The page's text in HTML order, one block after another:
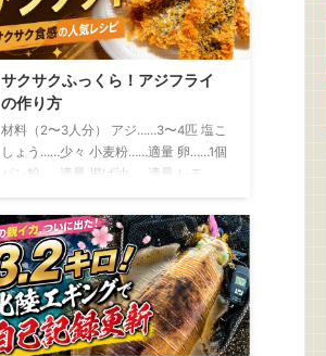
サクサクふっくら！アジフライ
の作り方
材料（2〜3人分） アジ……3〜4匹 塩こ
しょう……少々 小麦粉……適量 卵……1個
パン粉……適量 揚げ油……適量 レモ
ソース……お好みで アジは三枚おろし
にして、腹骨と小骨を取り除きます 開
いた状態で揚げたい場合は、背開きや
腹開きでも大丈夫 アジフライの作り方
捌いたアジの両面に軽く塩を振り5分
ほど置きます 表面に出てきた水分をキ
ッチンペーパーで丁寧に拭き取ったら